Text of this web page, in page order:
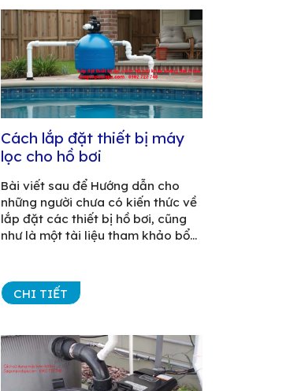
Cách lắp đặt thiết bị máy
lọc cho hồ bơi
Bài viết sau để Hướng dẫn cho
những người chưa có kiến thức về
lắp đặt các thiết bị hồ bơi, cũng
như là một tài liệu tham khảo bổ...
CHI TIẾT